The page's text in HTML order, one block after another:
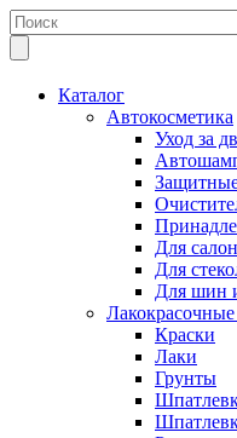
Каталог
Автокосметика
Уход за
Для
Для
Для шин
Краски
Лаки
Грунты